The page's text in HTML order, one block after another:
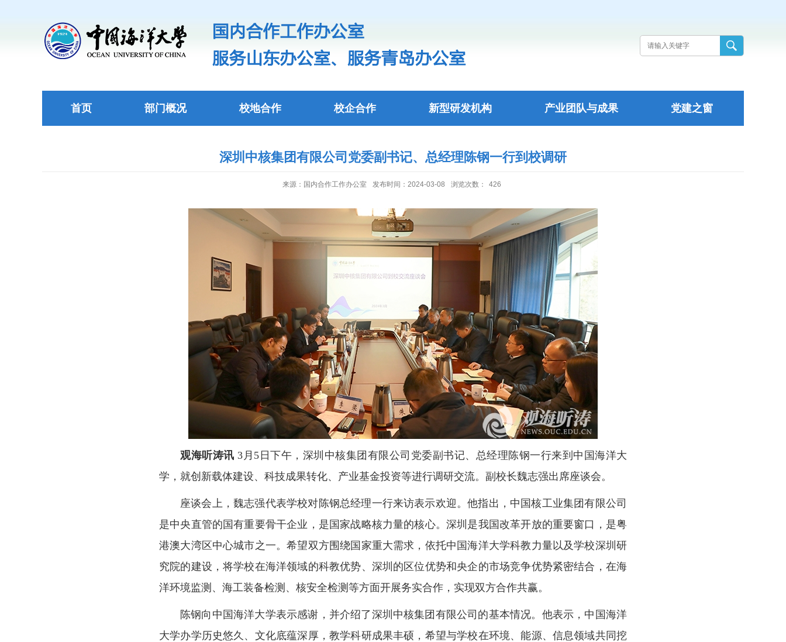
首页 部门概况 校地合作 校企合作 新型研发机构 产业团队与成果 党建之窗
深圳中核集团有限公司党委副书记、总经理陈钢一行到校调研
来源：国内合作工作办公室 发布时间：2024-03-08 浏览次数： 426
观海听涛讯 3月5日下午，深圳中核集团有限公司党委副书记、总经理陈钢一行来到中国海洋大
学，就创新载体建设、科技成果转化、产业基金投资等进行调研交流。副校长魏志强出席座谈会。
座谈会上，魏志强代表学校对陈钢总经理一行来访表示欢迎。他指出，中国核工业集团有限公司
是中央直管的国有重要骨干企业，是国家战略核力量的核心。深圳是我国改革开放的重要窗口，是粤
港澳大湾区中心城市之一。希望双方围绕国家重大需求，依托中国海洋大学科教力量以及学校深圳研
究院的建设，将学校在海洋领域的科教优势、深圳的区位优势和央企的市场竞争优势紧密结合，在海
洋环境监测、海工装备检测、核安全检测等方面开展务实合作，实现双方合作共赢。
陈钢向中国海洋大学表示感谢，并介绍了深圳中核集团有限公司的基本情况。他表示，中国海洋
大学办学历史悠久、文化底蕴深厚，教学科研成果丰硕，希望与学校在环境、能源、信息领域共同挖